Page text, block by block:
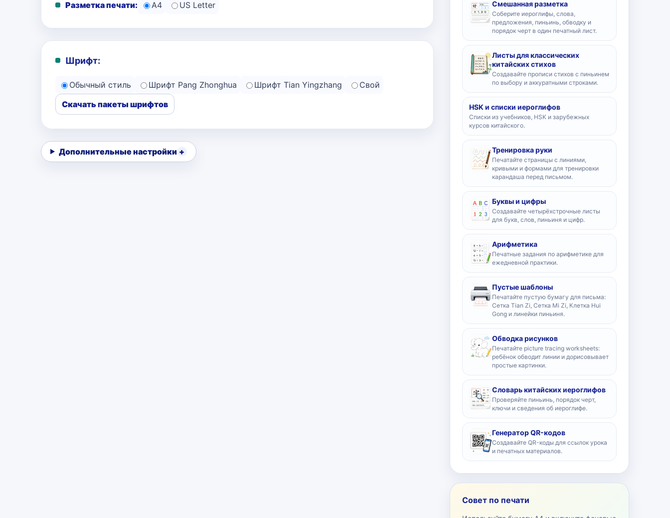
Разметка печати: A4 US Letter
Шрифт:
Обычный стиль Шрифт Pang Zhonghua Шрифт Tian Yingzhang
Свой
Скачать пакеты шрифтов
Дополнительные настройки
Смешанная разметка
Соберите иероглифы, слова,
предложения, пиньинь, обводку и
порядок черт в один печатный лист.
Листы для классических
китайских стихов
Создавайте прописи стихов с пиньинем
по выбору и аккуратными строками.
HSK и списки иероглифов
Списки из учебников, HSK и зарубежных
курсов китайского.
Тренировка руки
Печатайте страницы с линиями,
кривыми и формами для тренировки
карандаша перед письмом.
Буквы и цифры
Создавайте четырёхстрочные листы
для букв, слов, пиньиня и цифр.
Арифметика
Печатные задания по арифметике для
ежедневной практики.
Пустые шаблоны
Печатайте пустую бумагу для письма:
Сетка Tian Zi, Сетка Mi Zi, Клетка Hui
Gong и линейки пиньиня.
Обводка рисунков
Печатайте picture tracing worksheets:
ребёнок обводит линии и дорисовывает
простые картинки.
Словарь китайских иероглифов
Проверяйте пиньинь, порядок черт,
ключи и сведения об иероглифе.
Генератор QR-кодов
Создавайте QR-коды для ссылок урока
и печатных материалов.
Совет по печати